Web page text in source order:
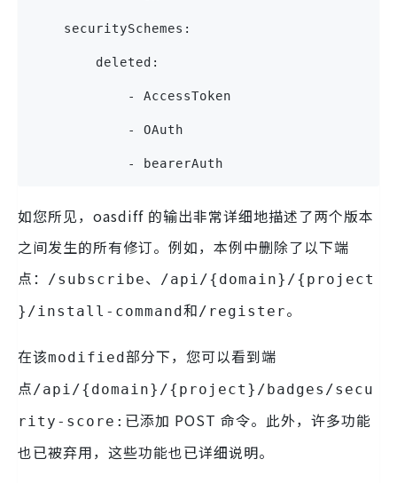
    securitySchemes:
        deleted:
            - AccessToken
            - OAuth
            - bearerAuth
如您所见，oasdiff 的输出非常详细地描述了两个版本
之间发生的所有修订。例如，本例中删除了以下端
点：
/subscribe、
/api/{domain}/{project
}/install-command 和/register。
在该modified 部分下，您可以看到端
点/api/{domain}/{project}/badges/secu
rity-score: 已添加 POST 命令。此外，许多功能
也已被弃用，这些功能也已详细说明。